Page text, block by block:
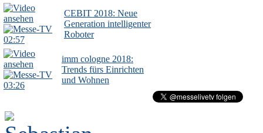
02:57
CEBIT 2018: Neue
Generation intelligenter
Roboter
03:26
imm cologne 2018:
Trends fürs Einrichten
und Wohnen